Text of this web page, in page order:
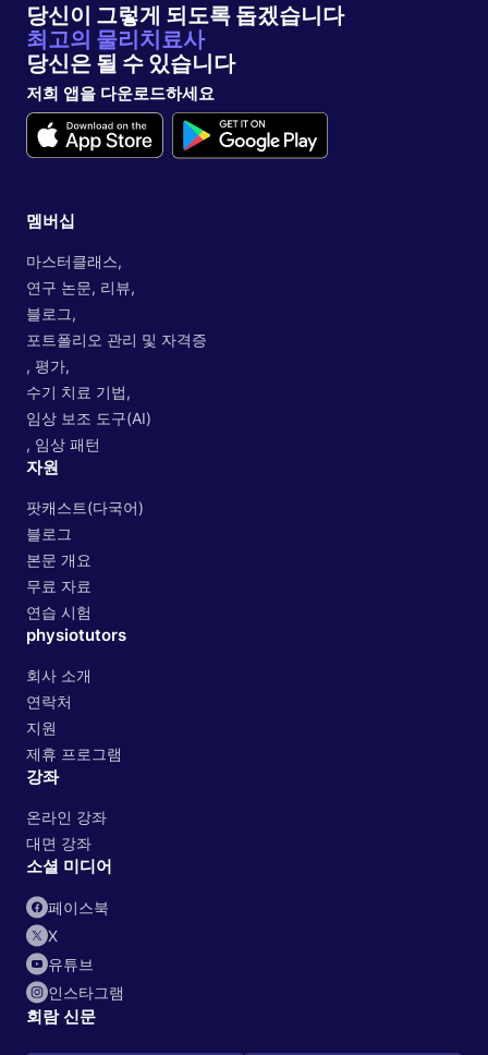
당신이 그렇게 되도록 돕겠습니다
최고의 물리치료사
당신은 될 수 있습니다
저희 앱을 다운로드하세요
멤버십
마스터클래스,
연구 논문, 리뷰,
블로그,
포트폴리오 관리 및 자격증
, 평가,
수기 치료 기법,
임상 보조 도구(AI)
, 임상 패턴
자원
팟캐스트(다국어)
블로그
본문 개요
무료 자료
연습 시험
physiotutors
회사 소개
연락처
지원
제휴 프로그램
강좌
온라인 강좌
대면 강좌
소셜 미디어
페이스북
X
유튜브
인스타그램
회람 신문